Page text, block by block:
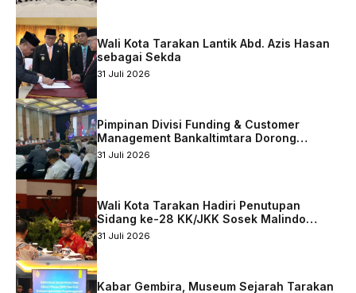
Wali Kota Tarakan Lantik Abd. Azis Hasan
sebagai Sekda
31 Juli 2026
Pimpinan Divisi Funding & Customer
Management Bankaltimtara Dorong
Percepatan Digitalisasi Keuangan di Kota
31 Juli 2026
Wali Kota Tarakan Hadiri Penutupan
Sidang ke-28 KK/JKK Sosek Malindo
Tingkat Kaltara–Sabah
31 Juli 2026
Kabar Gembira, Museum Sejarah Tarakan